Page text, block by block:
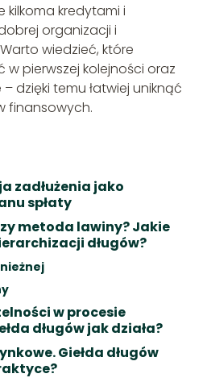
kilkoma kredytami i
organizacji i
wiedzieć, które
pierwszej kolejności oraz
dzięki temu łatwiej uniknąć
finansowych.
zadłużenia jako
spłaty
metoda lawiny? Jakie
długów?
w procesie
długów jak działa?
Giełda długów